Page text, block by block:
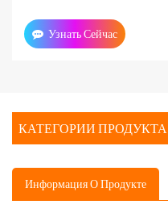
Узнать Сейчас
КАТЕГОРИИ ПРОДУКТА
Информация О Продукте